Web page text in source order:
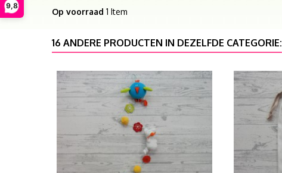
9,8
Op voorraad 1 Item
16 ANDERE PRODUCTEN IN DEZELFDE CATEGORIE: